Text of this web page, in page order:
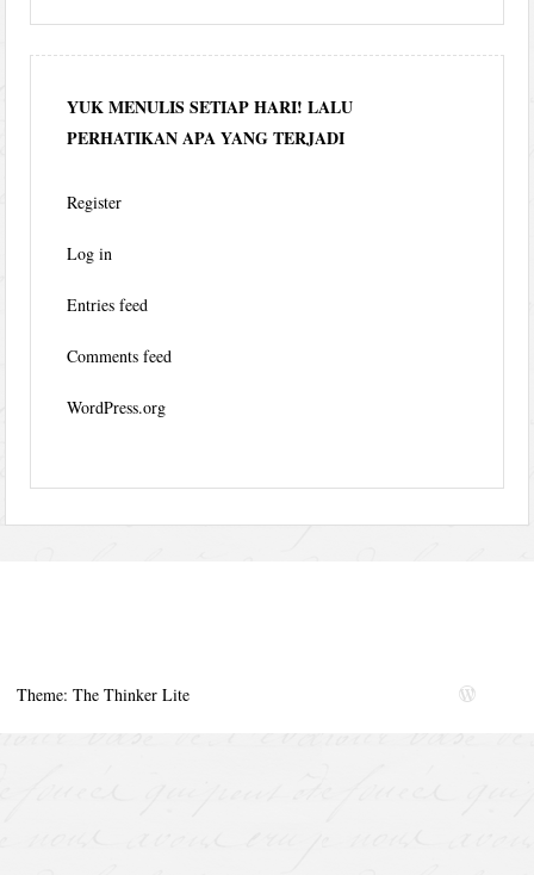
YUK MENULIS SETIAP HARI! LALU
PERHATIKAN APA YANG TERJADI
Register
Log in
Entries feed
Comments feed
WordPress.org
Theme: The Thinker Lite